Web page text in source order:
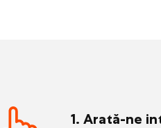
1. Arată-ne